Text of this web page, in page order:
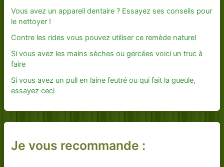
Vous avez un appareil dentaire ? Essayez ses conseils pour
le nettoyer !
Contre les rides vous pouvez utiliser ce remède naturel
Si vous avez les mains sèches ou gercées voici un truc à
faire
Si vous avez un pull en laine feutré ou qui fait la gueule,
essayez ceci
Je vous recommande :